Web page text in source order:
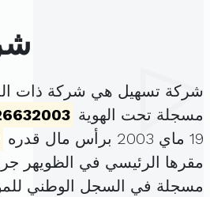
شركة تسهيل هي شركة ذات
مسجلة تحت الهوية
19 ماي 2003 برأس مال قدره
مقرها الرئيسي في الظويهر
مسجلة في السجل الوطني